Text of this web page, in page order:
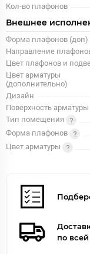
Кол-во плафонов
Внешнее
Форма плафонов (доп)
Направление
Цвет плафонов и
Цвет арматуры
(дополнительно)
Дизайн
Поверхность арматуры
Тип помещения
Форма плафонов
Цвет арматуры
по